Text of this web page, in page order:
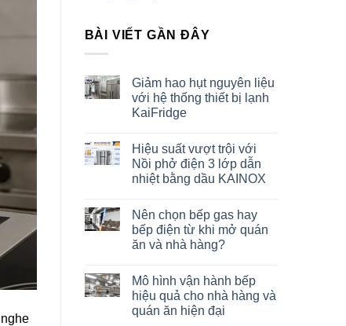
BÀI VIẾT GẦN ĐÂY
Giảm hao hụt nguyên liệu
với hệ thống thiết bị lạnh
KaiFridge
Hiệu suất vượt trội với
Nồi phở điện 3 lớp dẫn
nhiệt bằng dầu KAINOX
Nên chọn bếp gas hay
bếp điện từ khi mở quán
ăn và nhà hàng?
Mô hình vận hành bếp
hiệu quả cho nhà hàng và
quán ăn hiện đại